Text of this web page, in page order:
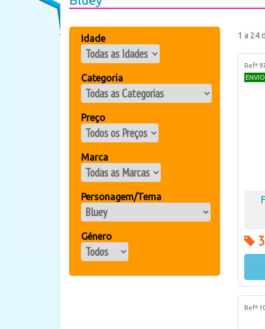
Idade
Categoria
Preço
Marca
Personagem/Tema
Género
1 a 24
Refª
Refª